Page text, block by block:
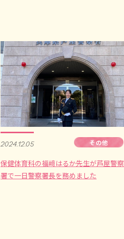
2024.12.05 その他
保健体育科の福﨑はるか先生が芦屋警察
署で一日警察署長を務めました